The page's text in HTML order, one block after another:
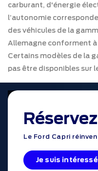
carburant, d'énergie
l’autonomie
des véhicules de la
Allemagne conforment
Certains modèles de la
pas être disponibles sur
Le Ford Capri
Je suis